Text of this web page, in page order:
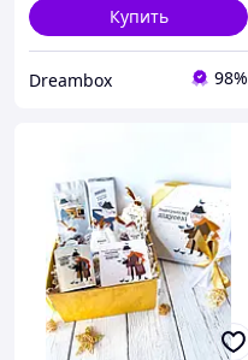
Купить
Dreambox 98%